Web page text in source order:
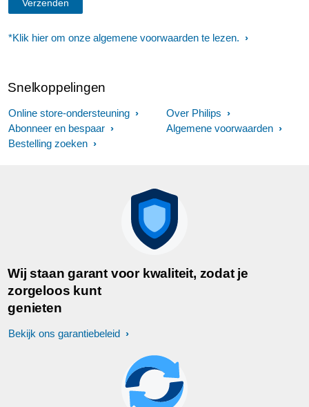
*Klik hier om onze algemene voorwaarden te lezen.
Snelkoppelingen
Online store-ondersteuning
Abonneer en bespaar
Bestelling zoeken
Over Philips
Algemene voorwaarden
Wij staan garant voor kwaliteit, zodat je
zorgeloos kunt
genieten
Bekijk ons garantiebeleid